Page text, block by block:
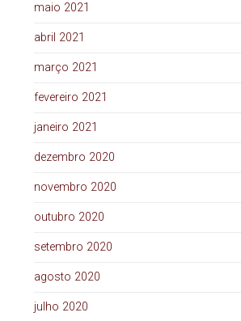
maio 2021
abril 2021
março 2021
fevereiro 2021
janeiro 2021
dezembro 2020
novembro 2020
outubro 2020
setembro 2020
agosto 2020
julho 2020